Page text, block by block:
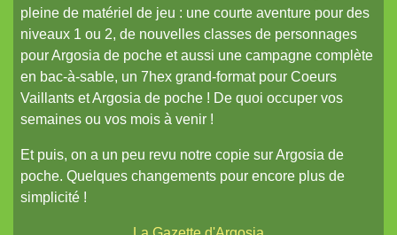
Des portraits med-fan
Daitoshi Underground Yäger (manga violent)
Un écran pour Coeurs Vaillants // IPP (Intrépides)
Un nouveau site et un oeuf de pâques de noël...
Un reflet de lotus polychrome
Le Grand Imagier, partie un
Le Grand Imagier, partie deux
pleine de matériel de jeu : une courte aventure pour des
niveaux 1 ou 2, de nouvelles classes de personnages
pour Argosia de poche et aussi une campagne complète
en bac-à-sable, un 7hex grand-format pour Coeurs
Vaillants et Argosia de poche ! De quoi occuper vos
semaines ou vos mois à venir !
Et puis, on a un peu revu notre copie sur Argosia de
poche. Quelques changements pour encore plus de
simplicité !